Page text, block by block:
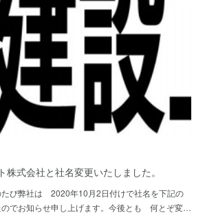
株式会社と社名変更いたしました。
び弊社は 2020年10月2日付けで社名を下記の
のでお知らせ申し上げます。今後とも 何とぞ変…